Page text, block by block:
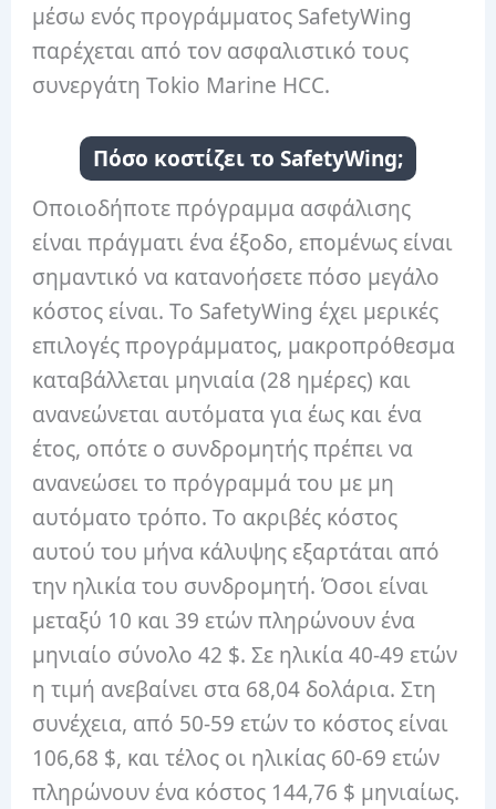
μέσω ενός προγράμματος SafetyWing
παρέχεται από τον ασφαλιστικό τους
συνεργάτη Tokio Marine HCC.
Πόσο κοστίζει το SafetyWing;
Οποιοδήποτε πρόγραμμα ασφάλισης
είναι πράγματι ένα έξοδο, επομένως είναι
σημαντικό να κατανοήσετε πόσο μεγάλο
κόστος είναι. Το SafetyWing έχει μερικές
επιλογές προγράμματος, μακροπρόθεσμα
καταβάλλεται μηνιαία (28 ημέρες) και
ανανεώνεται αυτόματα για έως και ένα
έτος, οπότε ο συνδρομητής πρέπει να
ανανεώσει το πρόγραμμά του με μη
αυτόματο τρόπο. Το ακριβές κόστος
αυτού του μήνα κάλυψης εξαρτάται από
την ηλικία του συνδρομητή. Όσοι είναι
μεταξύ 10 και 39 ετών πληρώνουν ένα
μηνιαίο σύνολο 42 $. Σε ηλικία 40-49 ετών
η τιμή ανεβαίνει στα 68,04 δολάρια. Στη
συνέχεια, από 50-59 ετών το κόστος είναι
106,68 $, και τέλος οι ηλικίας 60-69 ετών
πληρώνουν ένα κόστος 144,76 $ μηνιαίως.